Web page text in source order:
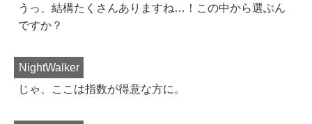
うっ、結構たくさんありますね…！この中から選ぶん
ですか？
NightWalker
じゃ、ここは指数が得意な方に。